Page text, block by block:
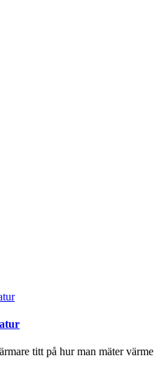
titt på hur man mäter värme